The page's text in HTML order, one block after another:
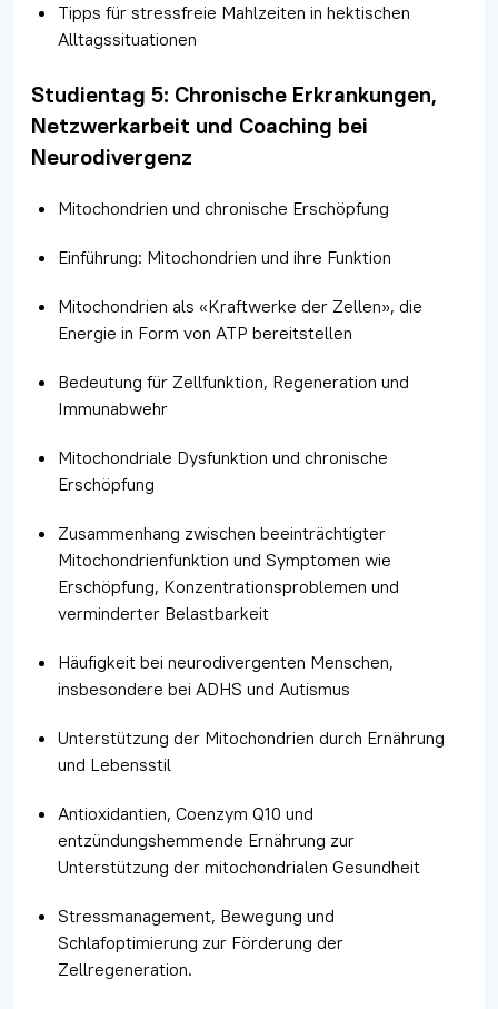
Tipps für stressfreie Mahlzeiten in hektischen
Alltagssituationen
Studientag 5: Chronische Erkrankungen,
Netzwerkarbeit und Coaching bei
Neurodivergenz
Mitochondrien und chronische Erschöpfung
Einführung: Mitochondrien und ihre Funktion
Mitochondrien als «Kraftwerke der Zellen», die
Energie in Form von ATP bereitstellen
Bedeutung für Zellfunktion, Regeneration und
Immunabwehr
Mitochondriale Dysfunktion und chronische
Erschöpfung
Zusammenhang zwischen beeinträchtigter
Mitochondrienfunktion und Symptomen wie
Erschöpfung, Konzentrationsproblemen und
verminderter Belastbarkeit
Häufigkeit bei neurodivergenten Menschen,
insbesondere bei ADHS und Autismus
Unterstützung der Mitochondrien durch Ernährung
und Lebensstil
Antioxidantien, Coenzym Q10 und
entzündungshemmende Ernährung zur
Unterstützung der mitochondrialen Gesundheit
Stressmanagement, Bewegung und
Schlafoptimierung zur Förderung der
Zellregeneration.